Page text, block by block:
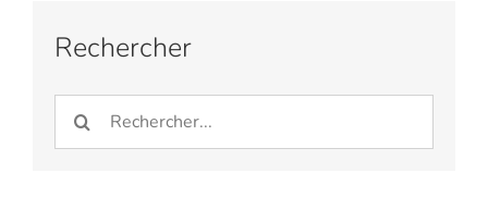
Rechercher